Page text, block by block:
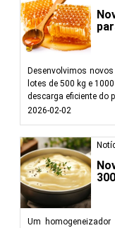
Desenvolvimos
lotes de 500 kg e
descarga eficiente do
2026-02-02
Um